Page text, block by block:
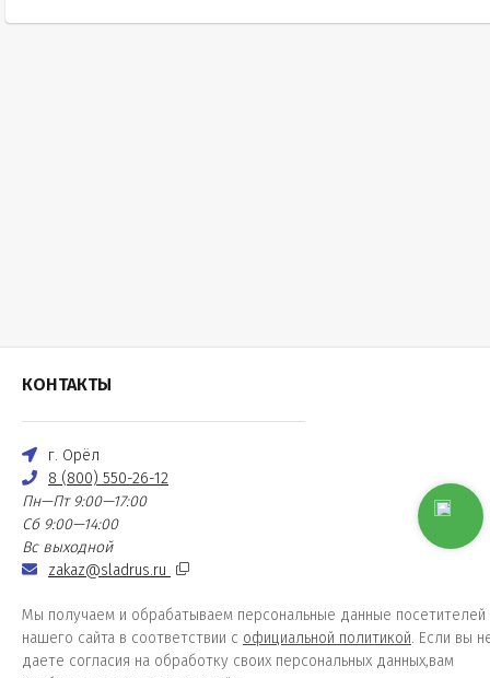
КОНТАКТЫ
г. Орёл
8 (800) 550-26-12
Пн—Пт 9:00—17:00
Сб 9:00—14:00
Вс выходной
zakaz@sladrus.ru
Мы получаем и обрабатываем персональные данные посетителей
нашего сайта в соответствии с официальной политикой. Если вы
даете согласия на обработку своих персональных данных,вам